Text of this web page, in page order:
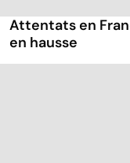
Attentats en
en hausse